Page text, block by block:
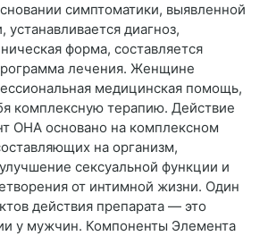
симптоматики, выявленной
устанавливается диагноз,
форма, составляется
лечения. Женщине
медицинская помощь,
комплексную терапию. Действие
ОНА основано на комплексном
на организм,
сексуальной функции и
от интимной жизни. Один
действия препарата — это
у мужчин. Компоненты Элемента